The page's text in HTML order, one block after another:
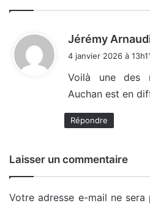
Jérémy
4 janvier 2026 à
Voilà une des
Auchan est en
Répondre
Laisser un commentaire
Votre adresse e-mail ne sera